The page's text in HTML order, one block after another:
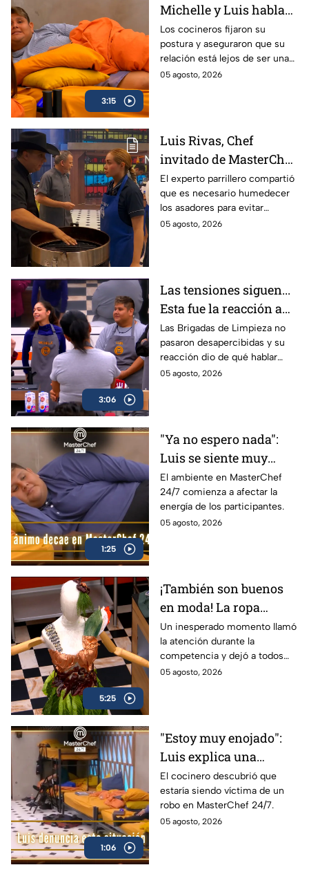
3:15
Michelle y Luis hablan
claro sobre el trato
entre ellos dentro de
MasterChef 24/7
Los cocineros fijaron su
postura y aseguraron que su
relación está lejos de ser una
amistad.
05 agosto, 2026
Luis Rivas, Chef
invitado de MasterChef
24/7 destaca la
importancia del agua
para la preparación de
cualquier asado
El experto parrillero compartió
que es necesario humedecer
los asadores para evitar
accidentes
05 agosto, 2026
3:06
Las tensiones siguen...
Esta fue la reacción a
las brigadas de
limpieza de MasterChef
24/7 a la elección de
Lancer
Las Brigadas de Limpieza no
pasaron desapercibidas y su
reacción dio de qué hablar
durante la semana.
05 agosto, 2026
1:25
"Ya no espero nada":
Luis se siente muy
desanimado dentro de
MasterChef 24/7
(VIDEO)
El ambiente en MasterChef
24/7 comienza a afectar la
energía de los participantes.
05 agosto, 2026
5:25
¡También son buenos
en moda! La ropa
comestible llegó a
MasterChef 24/7:
Un inesperado momento llamó
la atención durante la
competencia y dejó a todos
sorprendidos con un reto de
05 agosto, 2026
1:06
"Estoy muy enojado":
Luis explica una
situación que lo irrita
mucho en MasterChef
24/7 (VIDEO)
El cocinero descubrió que
estaría siendo víctima de un
robo en MasterChef 24/7.
05 agosto, 2026